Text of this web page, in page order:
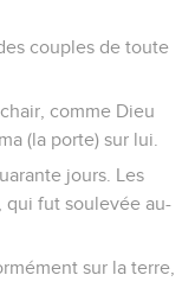
couples de toute
comme Dieu
(la porte) sur lui.
jours. Les
qui fut soulevée au-
sur la terre,